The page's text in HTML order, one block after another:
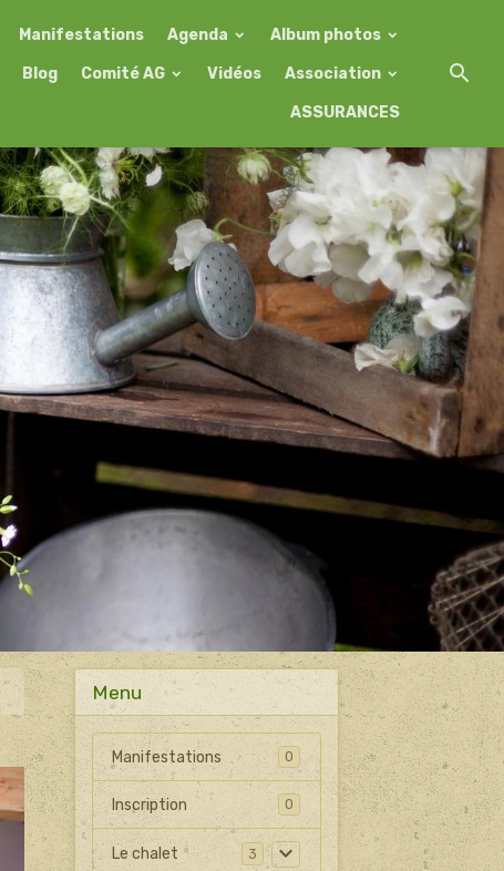
Manifestations Agenda Album photos
Blog Comité AG Vidéos Association
ASSURANCES
Menu
Manifestations 0
Inscription 0
Le chalet 3